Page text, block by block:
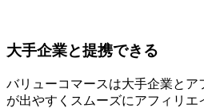
大手企業と提携できる
バリューコマースは大手企業と
が出やすくスムーズにアフィリ